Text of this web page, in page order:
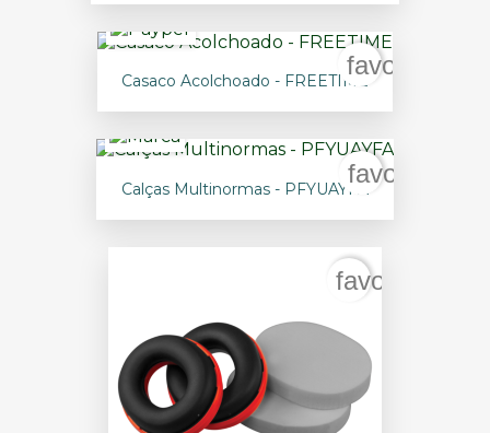
Casaco Acolchoado - FREETIME
Calças Multinormas - PFYUAYFA